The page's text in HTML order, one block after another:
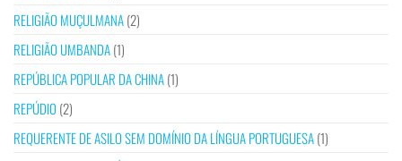
RELIGIÃO MUÇULMANA(2)
RELIGIÃO UMBANDA(1)
REPÚBLICA POPULAR DA CHINA(1)
REPÚDIO (2)
REQUERENTE DE ASILO SEM DOMÍNIO DA LÍNGUA PORTUGUESA(1)